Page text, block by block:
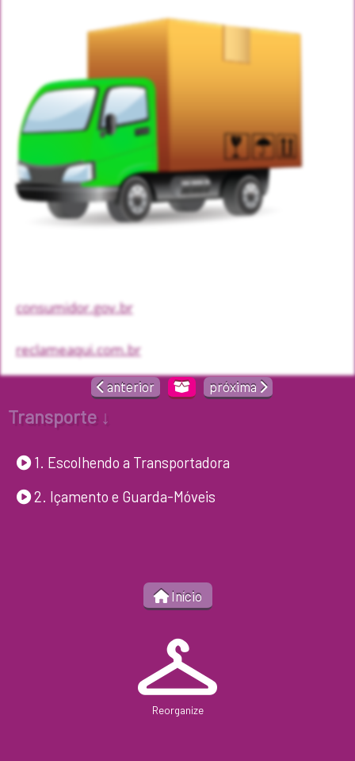
consumidor.gov.br
reclameaqui.com.br
anterior próxima
Transporte ↓
1. Escolhendo a Transportadora
2. Içamento e Guarda-Móveis
Início
Reorganize